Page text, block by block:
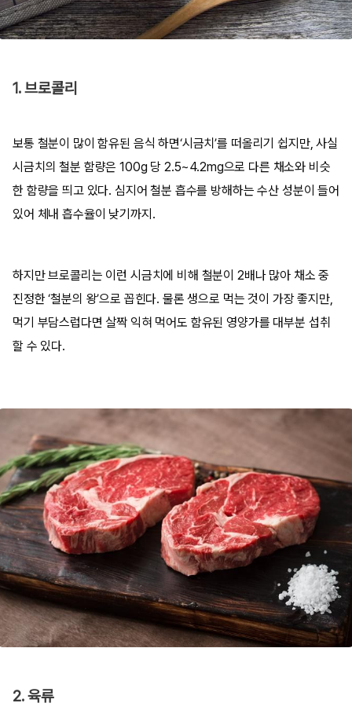
1. 브로콜리
보통 철분이 많이 함유된 음식 하면‘시금치’를 떠올리기 쉽지만, 사실
시금치의 철분 함량은 100g 당 2.5~4.2mg으로 다른 채소와 비슷
한 함량을 띄고 있다. 심지어 철분 흡수를 방해하는 수산 성분이 들어
있어 체내 흡수율이 낮기까지.
하지만 브로콜리는 이런 시금치에 비해 철분이 2배나 많아 채소 중
진정한 ‘철분의 왕’으로 꼽힌다. 물론 생으로 먹는 것이 가장 좋지만,
먹기 부담스럽다면 살짝 익혀 먹어도 함유된 영양가를 대부분 섭취
할 수 있다.
2. 육류